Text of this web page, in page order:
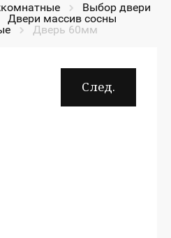
Выбор двери
Двери массив сосны
Дверь 60мм
След.